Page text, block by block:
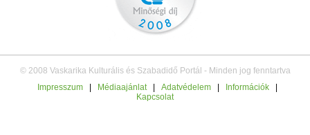
© 2008 Vaskarika Kulturális és Szabadidő Portál - Minden jog fenntartva
Impresszum
Médiaajánlat Adatvédelem Információk
Kapcsolat